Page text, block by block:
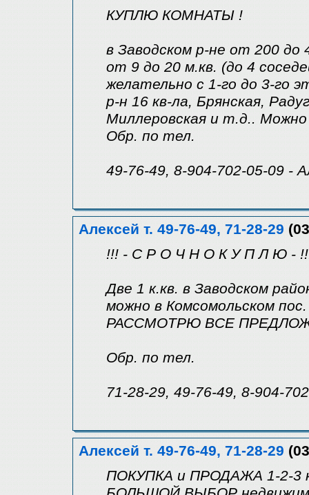
КУПЛЮ КОМНАТЫ !
в Заводском р-не от 200 до
от 9 до 20 м.кв. (до 4
желательно с 1-го до 3-го
р-н 16 кв-ла, Брянская,
Миллеровская и т.д..
Обр. по тел.
49-76-49, 8-904-702-05-09 -
Алексей т. 49-76-49, 71-28-29
!!! - С Р О Ч Н О К У П Л Ю -
Две 1 к.кв. в Заводском
можно в Комсомольском пос.
РАССМОТРЮ ВСЕ
Обр. по тел.
71-28-29, 49-76-49, 8-904-
Алексей т. 49-76-49, 71-28-29
ПОКУПКА и ПРОДАЖА 1-2-3